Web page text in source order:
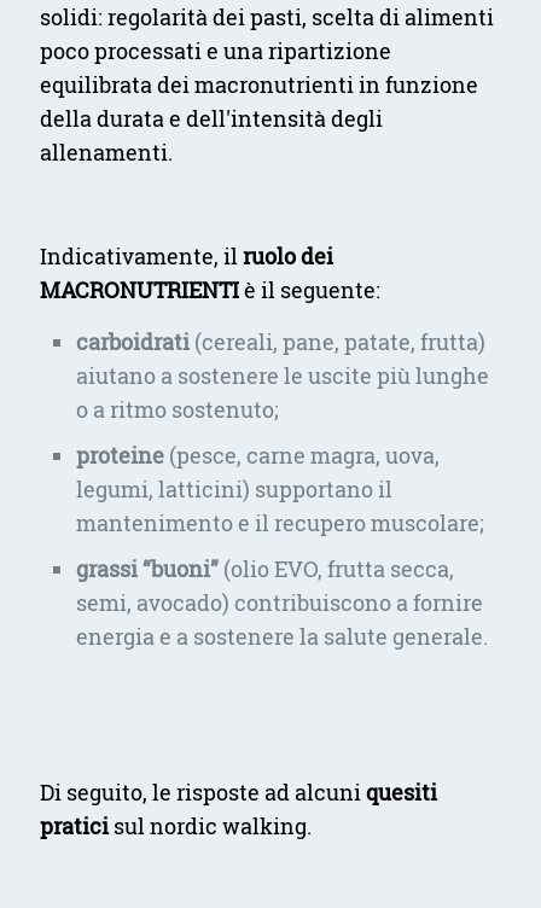
solidi: regolarità dei pasti, scelta di alimenti
poco processati e una ripartizione
equilibrata dei macronutrienti in funzione
della durata e dell'intensità degli
allenamenti.
Indicativamente, ilruolo dei
MACRONUTRIENTIè il seguente:
carboidrati (cereali, pane, patate, frutta)
aiutano a sostenere le uscite più lunghe
o a ritmo sostenuto;
proteine (pesce, carne magra, uova,
legumi, latticini) supportano il
mantenimento e il recupero muscolare;
grassi “buoni” (olio EVO, frutta secca,
semi, avocado) contribuiscono a fornire
energia e a sostenere la salute generale.
Di seguito, le risposte ad alcuniquesiti
praticisul nordic walking.